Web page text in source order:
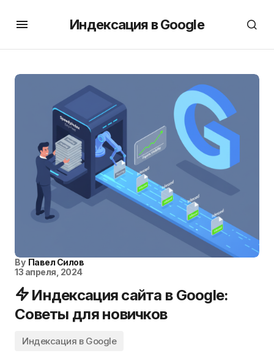
Индексация в Google
By Павел Силов
13 апреля, 2024
Индексация сайта в Google:
Советы для новичков
Индексация в Google